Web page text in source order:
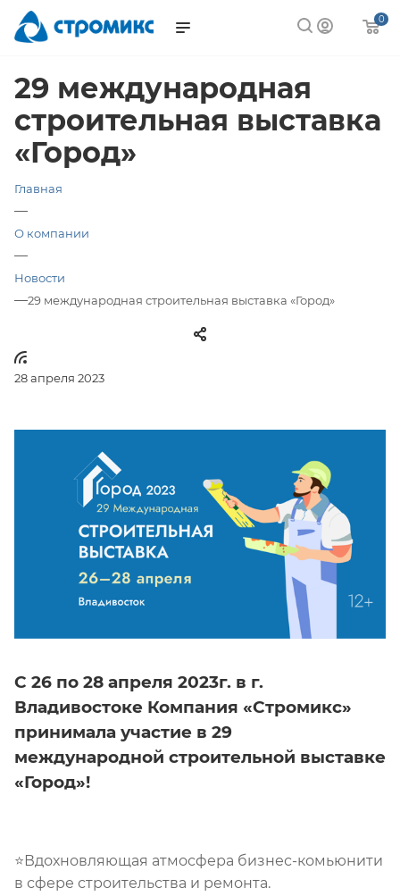
0
29 международная
строительная выставка
«Город»
Главная
—
О компании
—
Новости
—29 международная строительная выставка «Город»
28 апреля 2023
С 26 по 28 апреля 2023г. в г.
Владивостоке Компания «Стромикс»
принимала участие в 29
международной строительной выставке
«Город»!
⭐Вдохновляющая атмосфера бизнес-комьюнити
в сфере строительства и ремонта.